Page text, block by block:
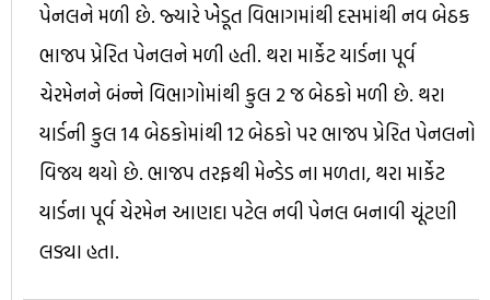
પેનલને મળી છે. જ્યારે ખેેડૂત વિભાગમાંથી દસમાંથી નવ બેઠક
ભાજપ પ્રેરિત પેનલને મળી હતી. થરા માર્કેટ યાર્ડના પૂર્વ
ચેરમેનને બંન્ને વિભાગોમાંથી કુલ 2 જ બેઠકો મળી છે. થરા
યાર્ડની કુલ 14 બેઠકોમાંથી 12 બેઠકો પર ભાજપ પ્રેરિત પેનલનો
વિજય થયો છે. ભાજપ તરફથી મેન્ડેડ ના મળતા, થરા માર્કેટ
યાર્ડના પૂર્વ ચેરમેન આણદા પટેલ નવી પેનલ બનાવી ચૂંટણી
લડ્યા હતા.